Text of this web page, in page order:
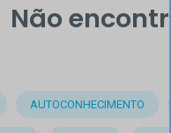
Não
AUTOCONHECIMENTO